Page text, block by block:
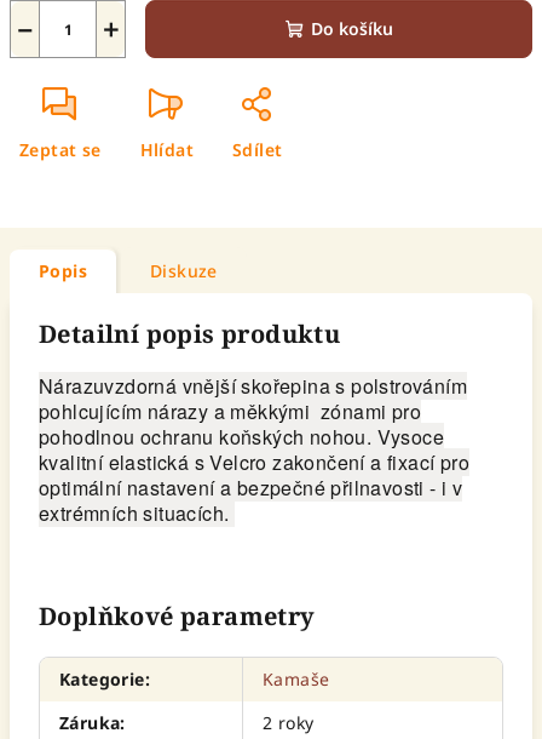
+
− Do košíku
Zeptat se Hlídat Sdílet
Popis Diskuze
Detailní popis produktu
Nárazuvzdorná vnější skořepina s polstrováním
pohlcujícím nárazy a měkkými zónami pro
pohodlnou ochranu koňských nohou. Vysoce
kvalitní elastická s Velcro zakončení a fixací pro
optimální nastavení a bezpečné přilnavosti - i v
extrémních situacích.
Doplňkové parametry
Kategorie:
Kamaše
Záruka:
2 roky